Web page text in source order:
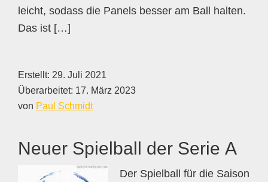
leicht, sodass die Panels besser am Ball halten.
Das ist […]
Erstellt: 29. Juli 2021
Überarbeitet: 17. März 2023
von Paul Schmidt
Neuer Spielball der Serie A
Der Spielball für die Saison